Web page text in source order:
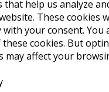
that help us analyze
These cookies
your consent. You
cookies. But
may affect your